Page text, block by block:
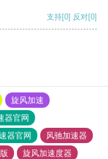
支持[0] 反对[0]
旋风加速
器官网
器官网
风驰加速器
旋风加速度器